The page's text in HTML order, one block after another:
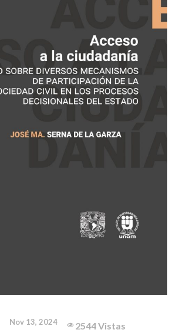
Nov 13, 2024 2544 Vistas